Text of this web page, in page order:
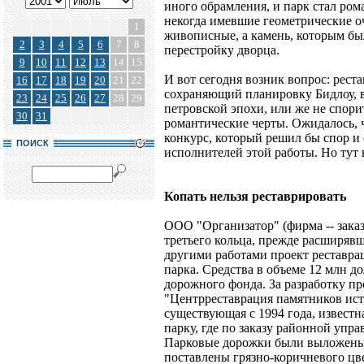
1
2
3 4 5 6 7
8
9
10 11 12 13 14
15
16
17 18 19 20 21
22
23
24 25 26 27 28 29
30
31
ПОИСК
иного обрамления, и парк стал
некогда имевшие геометрические
живописные, а камень, которым
перестройку дворца.
И вот сегодня возник вопрос:
сохраняющий планировку Бидлоу,
петровской эпохи, или же не
романтические черты. Ожидалось,
конкурс, который решил бы спор и
исполнителей этой работы. Но
Копать нельзя реставрировать
ООО "Организатор" (фирма --
третьего кольца, прежде
другими работами проект
парка. Средства в объеме 12 млн
дорожного фонда. За разработку
"Центрреставрация памятников
существующая с 1994 года,
парку, где по заказу районной
Парковые дорожки были
поставлены грязно-коричневого